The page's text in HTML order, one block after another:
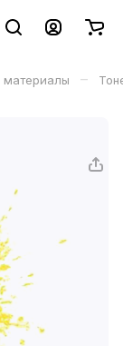
материалы –